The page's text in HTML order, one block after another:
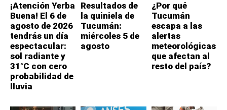
¡Atención Yerba
Buena! El 6 de
agosto de 2026
tendrás un día
espectacular:
sol radiante y
31°C con cero
probabilidad de
lluvia
Resultados de
la quiniela de
Tucumán:
miércoles 5 de
agosto
¿Por qué
Tucumán
escapa a las
alertas
meteorológicas
que afectan al
resto del país?